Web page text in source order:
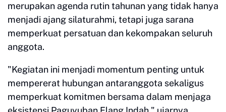
merupakan agenda rutin tahunan yang tidak hanya
menjadi ajang silaturahmi, tetapi juga sarana
memperkuat persatuan dan kekompakan seluruh
anggota.
"Kegiatan ini menjadi momentum penting untuk
mempererat hubungan antaranggota sekaligus
memperkuat komitmen bersama dalam menjaga